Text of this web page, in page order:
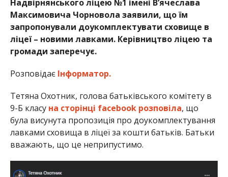
Надвірнянського ліцею №1 імені В’ячеслава
Максимовича Чорновола заявили, що їм
запропонували доукомплектувати сховище в
ліцеї – новими лавками. Керівництво ліцею та
громади заперечує.
Розповідає Інформатор.
Тетяна Охотник, голова батьківського комітету в
9-Б класу на сторінці facebook розповіла, що
була висунута пропозиція про доукомплектування
лавками сховища в ліцеї за кошти батьків. Батьки
вважають, що це неприпустимо.